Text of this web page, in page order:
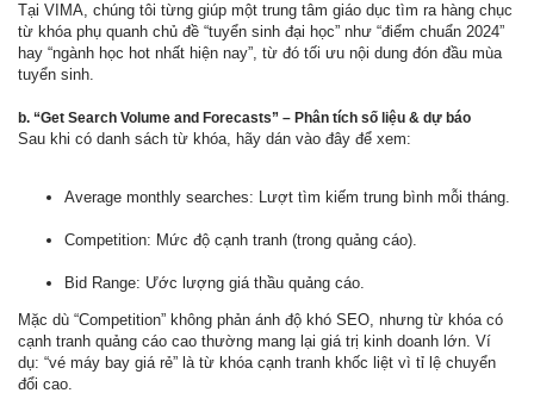
Tại VIMA, chúng tôi từng giúp một trung tâm giáo dục tìm ra hàng chục
từ khóa phụ quanh chủ đề “tuyển sinh đại học” như “điểm chuẩn 2024”
hay “ngành học hot nhất hiện nay”, từ đó tối ưu nội dung đón đầu mùa
tuyển sinh.
b. “Get Search Volume and Forecasts” – Phân tích số liệu & dự báo
Sau khi có danh sách từ khóa, hãy dán vào đây để xem:
Average monthly searches: Lượt tìm kiếm trung bình mỗi tháng.
Competition: Mức độ cạnh tranh (trong quảng cáo).
Bid Range: Ước lượng giá thầu quảng cáo.
Mặc dù “Competition” không phản ánh độ khó SEO, nhưng từ khóa có
cạnh tranh quảng cáo cao thường mang lại giá trị kinh doanh lớn. Ví
dụ: “vé máy bay giá rẻ” là từ khóa cạnh tranh khốc liệt vì tỉ lệ chuyển
đổi cao.